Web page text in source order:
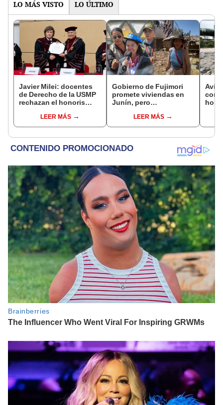
LO MÁS VISTO LO ÚLTIMO
Javier Milei: docentes
de Derecho de la USMP
rechazan el honoris
presidente de Argentina
LEER MÁS
Gobierno de Fujimori
promete viviendas en
Junín, pero
se quejan por la lentitud
LEER MÁS